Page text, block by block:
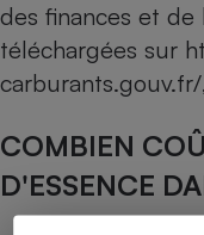
des finances et de
téléchargées sur
carburants.gouv.fr/
COMBIEN
D'ESSENCE